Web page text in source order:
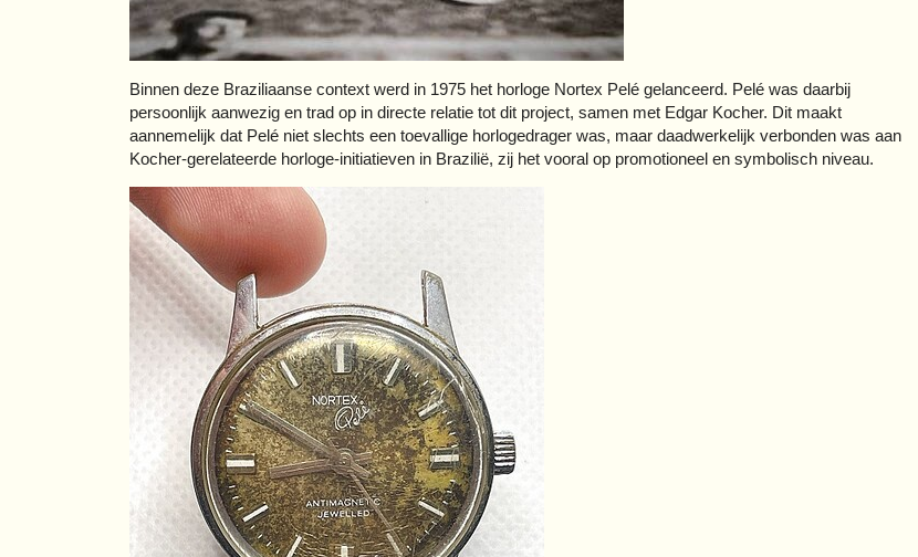
Binnen deze Braziliaanse context werd in 1975 het horloge Nortex Pelé gelanceerd. Pelé was daarbij
persoonlijk aanwezig en trad op in directe relatie tot dit project, samen met Edgar Kocher. Dit maakt
aannemelijk dat Pelé niet slechts een toevallige horlogedrager was, maar daadwerkelijk verbonden was aan
Kocher-gerelateerde horloge-initiatieven in Brazilië, zij het vooral op promotioneel en symbolisch niveau.